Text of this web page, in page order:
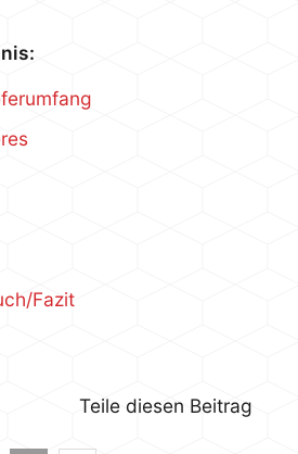
Fazit
Teile diesen Beitrag